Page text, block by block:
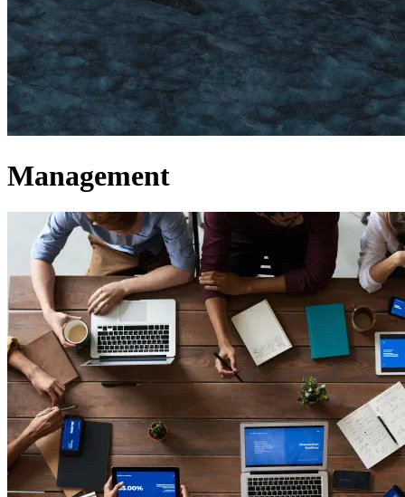
Management